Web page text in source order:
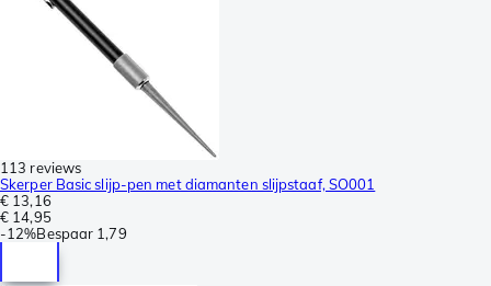
113 reviews
Skerper Basic slijp-pen met diamanten slijpstaaf, SO001
€ 13,16
€ 14,95
-12%Bespaar 1,79